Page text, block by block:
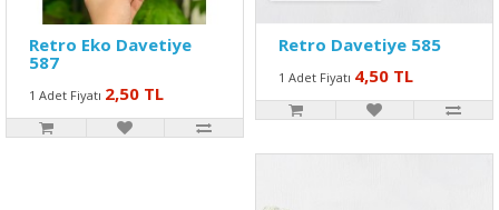
Retro Eko Davetiye
587
1 Adet Fiyatı 2,50 TL
Retro Davetiye 585
1 Adet Fiyatı 4,50 TL